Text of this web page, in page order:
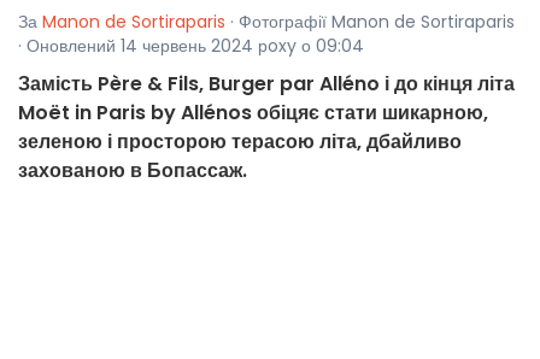
За Manon de Sortiraparis · Фотографії Manon de Sortiraparis
· Оновлений 14 червень 2024 рoxy о 09:04
Замість Père & Fils, Burger par Alléno і до кінця літа
Moët in Paris by Allénos обіцяє стати шикарною,
зеленою і просторою терасою літа, дбайливо
захованою в Бопассаж.